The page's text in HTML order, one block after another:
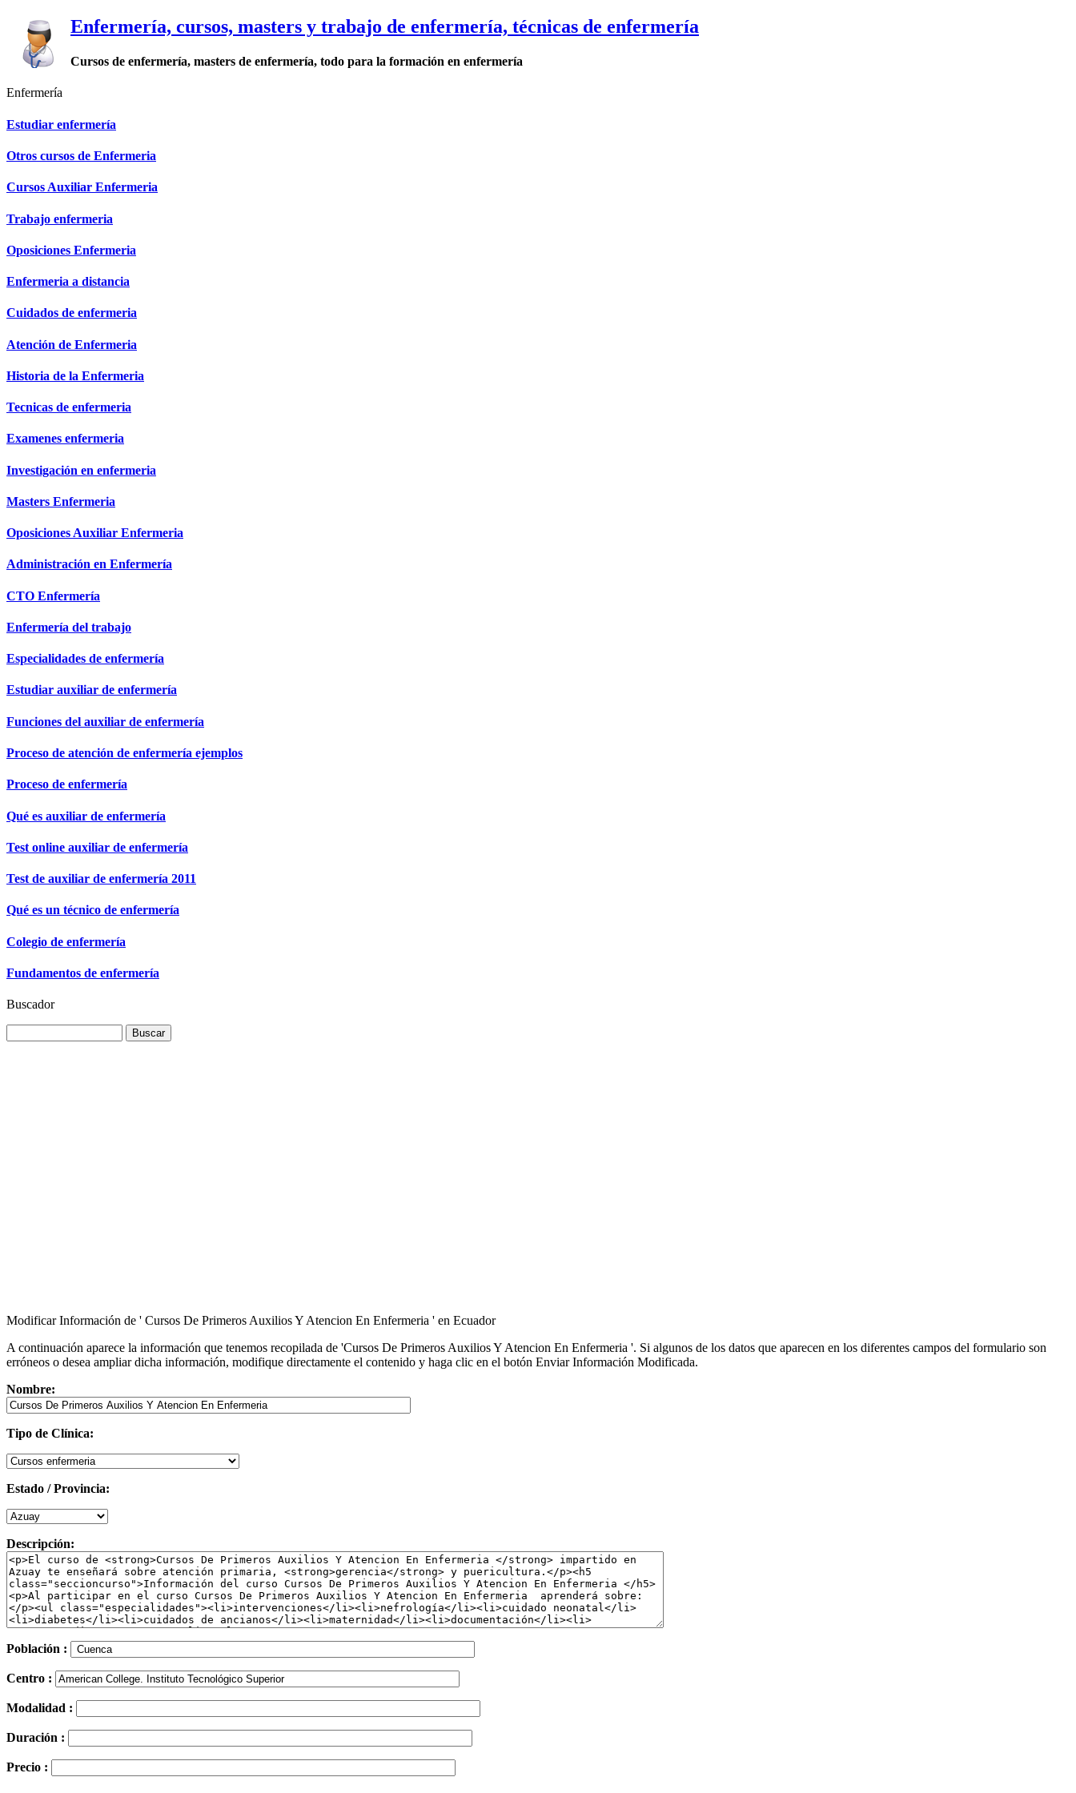
Enfermería, cursos, masters y trabajo de enfermería, técnicas de enfermería
Cursos de enfermería, masters de enfermería, todo para la formación en enfermería
Enfermería
Estudiar enfermería
Otros cursos de Enfermeria
Cursos Auxiliar Enfermeria
Trabajo enfermeria
Oposiciones Enfermeria
Enfermeria a distancia
Cuidados de enfermeria
Atención de Enfermeria
Historia de la Enfermeria
Tecnicas de enfermeria
Examenes enfermeria
Investigación en enfermeria
Masters Enfermeria
Oposiciones Auxiliar Enfermeria
Administración en Enfermería
CTO Enfermería
Enfermería del trabajo
Especialidades de enfermería
Estudiar auxiliar de enfermería
Funciones del auxiliar de enfermería
Proceso de atención de enfermería ejemplos
Proceso de enfermería
Qué es auxiliar de enfermería
Test online auxiliar de enfermería
Test de auxiliar de enfermería 2011
Qué es un técnico de enfermería
Colegio de enfermería
Fundamentos de enfermería
Buscador
Modificar Información de ' Cursos De Primeros Auxilios Y Atencion En Enfermeria ' en Ecuador
A continuación aparece la información que tenemos recopilada de 'Cursos De Primeros Auxilios Y Atencion En Enfermeria '. Si algunos de los datos que aparecen en los diferentes campos del formulario son
erróneos o desea ampliar dicha información, modifique directamente el contenido y haga clic en el botón Enviar Información Modificada.
Nombre:
Tipo de Clínica:
Estado / Provincia:
Descripción:
Población :
Centro :
Modalidad :
Duración :
Precio :